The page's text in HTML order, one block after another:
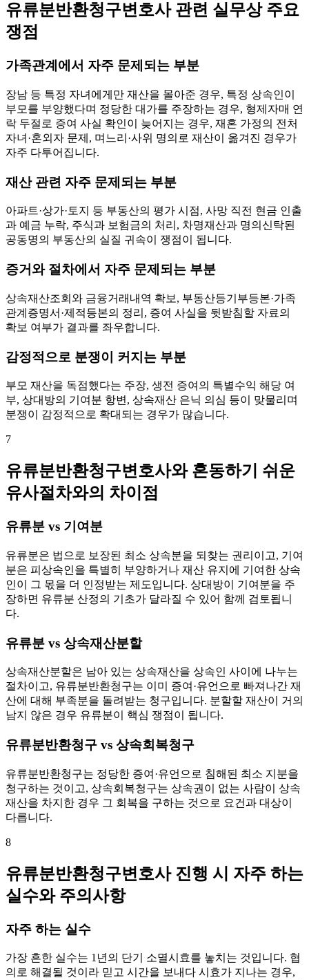
유류분반환청구변호사 관련 실무상 주요
쟁점
가족관계에서 자주 문제되는 부분
장남 등 특정 자녀에게만 재산을 몰아준 경우, 특정 상속인이
부모를 부양했다며 정당한 대가를 주장하는 경우, 형제자매 연
락 두절로 증여 사실 확인이 늦어지는 경우, 재혼 가정의 전처
자녀·혼외자 문제, 며느리·사위 명의로 재산이 옮겨진 경우가
자주 다투어집니다.
재산 관련 자주 문제되는 부분
아파트·상가·토지 등 부동산의 평가 시점, 사망 직전 현금 인출
과 예금 누락, 주식과 보험금의 처리, 차명재산과 명의신탁된
공동명의 부동산의 실질 귀속이 쟁점이 됩니다.
증거와 절차에서 자주 문제되는 부분
상속재산조회와 금융거래내역 확보, 부동산등기부등본·가족
관계증명서·제적등본의 정리, 증여 사실을 뒷받침할 자료의
확보 여부가 결과를 좌우합니다.
감정적으로 분쟁이 커지는 부분
부모 재산을 독점했다는 주장, 생전 증여의 특별수익 해당 여
부, 상대방의 기여분 항변, 상속재산 은닉 의심 등이 맞물리며
분쟁이 감정적으로 확대되는 경우가 많습니다.
7
유류분반환청구변호사와 혼동하기 쉬운
유사절차와의 차이점
유류분 vs 기여분
유류분은 법으로 보장된 최소 상속분을 되찾는 권리이고, 기여
분은 피상속인을 특별히 부양하거나 재산 유지에 기여한 상속
인이 그 몫을 더 인정받는 제도입니다. 상대방이 기여분을 주
장하면 유류분 산정의 기초가 달라질 수 있어 함께 검토됩니
다.
유류분 vs 상속재산분할
상속재산분할은 남아 있는 상속재산을 상속인 사이에 나누는
절차이고, 유류분반환청구는 이미 증여·유언으로 빠져나간 재
산에 대해 부족분을 돌려받는 청구입니다. 분할할 재산이 거의
남지 않은 경우 유류분이 핵심 쟁점이 됩니다.
유류분반환청구 vs 상속회복청구
유류분반환청구는 정당한 증여·유언으로 침해된 최소 지분을
청구하는 것이고, 상속회복청구는 상속권이 없는 사람이 상속
재산을 차지한 경우 그 회복을 구하는 것으로 요건과 대상이
다릅니다.
8
유류분반환청구변호사 진행 시 자주 하는
실수와 주의사항
자주 하는 실수
가장 흔한 실수는 1년의 단기 소멸시효를 놓치는 것입니다. 협
의로 해결될 것이라 믿고 시간을 보내다 시효가 지나는 경우,